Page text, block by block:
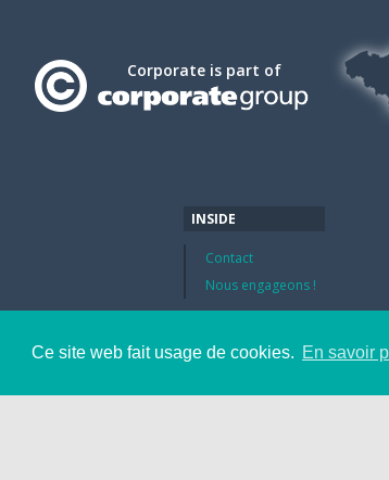
Ce site web fait usage de cookies. En savoir
Corporate is part of
INSIDE
Contact
Nous engageons !